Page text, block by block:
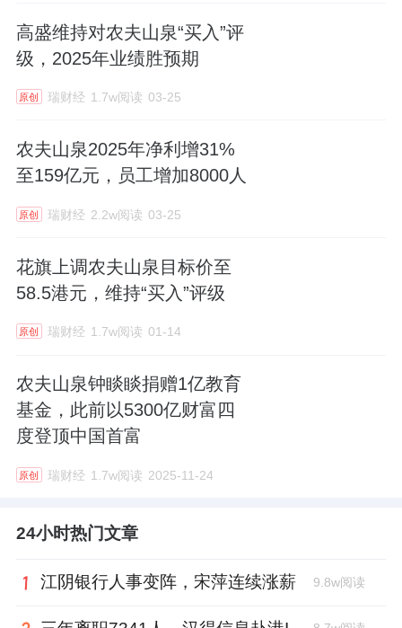
高盛维持对农夫山泉“买入”评
级，2025年业绩胜预期
原创 瑞财经 1.7w阅读 03-25
农夫山泉2025年净利增31%
至159亿元，员工增加8000人
原创 瑞财经 2.2w阅读 03-25
花旗上调农夫山泉目标价至
58.5港元，维持“买入”评级
原创 瑞财经 1.7w阅读 01-14
农夫山泉钟睒睒捐赠1亿教育
基金，此前以5300亿财富四
度登顶中国首富
原创 瑞财经 1.7w阅读 2025-11-24
24小时热门文章
江阴银行人事变阵，宋萍连续涨薪 9.8w阅读